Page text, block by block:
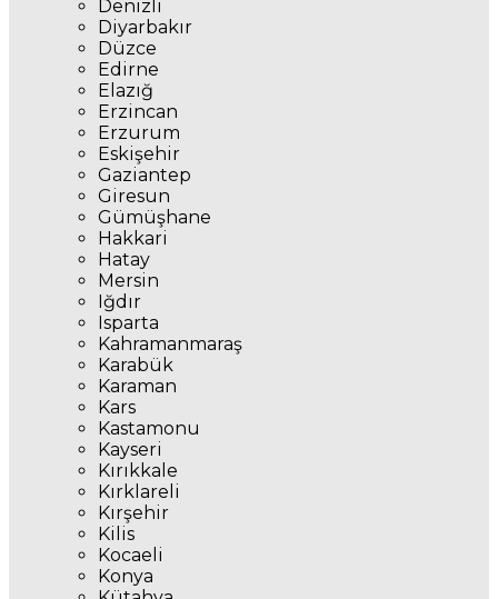
Denizli
Diyarbakır
Düzce
Edirne
Elazığ
Erzincan
Erzurum
Eskişehir
Gaziantep
Giresun
Gümüşhane
Hakkari
Hatay
Mersin
Iğdır
Isparta
Kahramanmaraş
Karabük
Karaman
Kars
Kastamonu
Kayseri
Kırıkkale
Kırklareli
Kırşehir
Kilis
Kocaeli
Konya